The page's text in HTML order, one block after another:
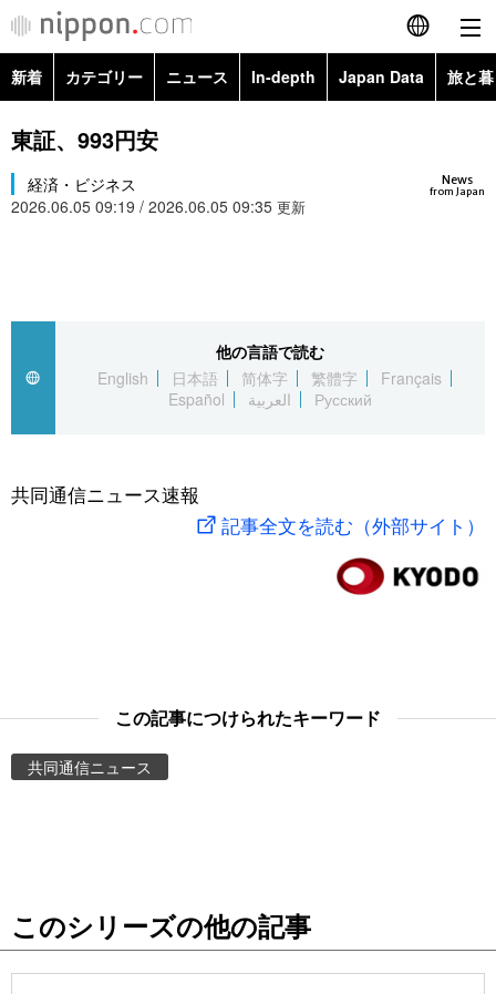
English
カテゴリー
スポーツ・東京2020
Topics
Images
お知らせ
新着 カテゴリー ニュース In-depth Japan Data 旅と
政治・外交
経済・ビジネス Images
東証、993円安
News
from Japan
経済・ビジネス
2026.06.05 09:19 / 2026.06.05 09:35 更新
他の言語で読む
English
日本語 简体字 繁體字
Français
Español
العربية Русский
共同通信ニュース速報
記事全文を読む（外部サイト）
この記事につけられたキーワード
共同通信ニュース
このシリーズの他の記事